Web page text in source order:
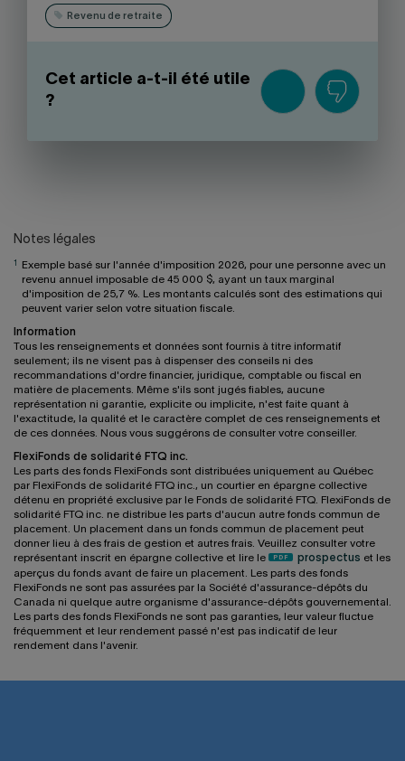
Revenu de retraite
Cet article a-t-il été utile
?
Notes légales
Exemple basé sur l'année d'imposition 2026, pour une personne avec un
revenu annuel imposable de 45 000 $, ayant un taux marginal
d'imposition de 25,7 %. Les montants calculés sont des estimations qui
peuvent varier selon votre situation fiscale.
Information
Tous les renseignements et données sont fournis à titre informatif
seulement; ils ne visent pas à dispenser des conseils ni des
recommandations d'ordre financier, juridique, comptable ou fiscal en
matière de placements. Même s'ils sont jugés fiables, aucune
représentation ni garantie, explicite ou implicite, n'est faite quant à
l'exactitude, la qualité et le caractère complet de ces renseignements et
de ces données. Nous vous suggérons de consulter votre conseiller.
FlexiFonds de solidarité FTQ inc.
Les parts des fonds FlexiFonds sont distribuées uniquement au Québec
par FlexiFonds de solidarité FTQ inc., un courtier en épargne collective
détenu en propriété exclusive par le Fonds de solidarité FTQ. FlexiFonds de
solidarité FTQ inc. ne distribue les parts d'aucun autre fonds commun de
placement. Un placement dans un fonds commun de placement peut
donner lieu à des frais de gestion et autres frais. Veuillez consulter votre
représentant inscrit en épargne collective et lire le
prospectus et les
aperçus du fonds avant de faire un placement. Les parts des fonds
FlexiFonds ne sont pas assurées par la Société d'assurance-dépôts du
Canada ni quelque autre organisme d'assurance-dépôts gouvernemental.
Les parts des fonds FlexiFonds ne sont pas garanties, leur valeur fluctue
fréquemment et leur rendement passé n'est pas indicatif de leur
rendement dans l'avenir.